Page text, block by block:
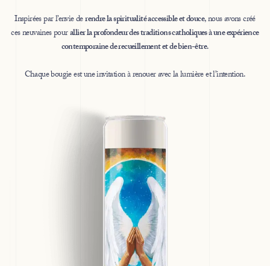
Inspirées par l’envie derendre la spiritualité accessible et douce, nous avons créé
ces neuvaines pourallier la profondeur des traditions catholiques à une expérience
contemporaine de recueillement et de bien-être.
Chaque bougie est une invitation à renouer avec la lumière et l’intention.